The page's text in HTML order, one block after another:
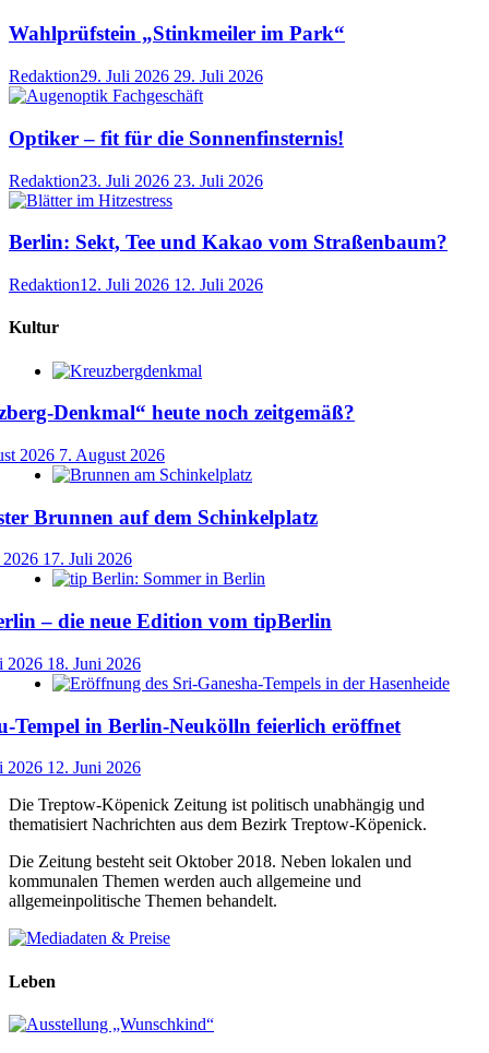
Wahlprüfstein „Stinkmeiler im Park“
Redaktion29. Juli 2026 29. Juli 2026
Optiker – fit für die Sonnenfinsternis!
Redaktion23. Juli 2026 23. Juli 2026
Berlin: Sekt, Tee und Kakao vom Straßenbaum?
Redaktion12. Juli 2026 12. Juli 2026
Kultur
Denkmal“ heute noch zeitgemäß?
2026 7. August 2026
Brunnen auf dem Schinkelplatz
17. Juli 2026
– die neue Edition vom tipBerlin
2026 18. Juni 2026
Tempel in Berlin-Neukölln feierlich eröffnet
2026 12. Juni 2026
Die Treptow-Köpenick Zeitung ist politisch unabhängig und
thematisiert Nachrichten aus dem Bezirk Treptow-Köpenick.
Die Zeitung besteht seit Oktober 2018. Neben lokalen und
kommunalen Themen werden auch allgemeine und
allgemeinpolitische Themen behandelt.
Leben